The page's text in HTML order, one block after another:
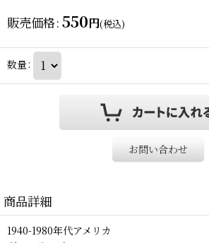
販売価格: 550円(税込)
数量:
お問い合わせ
商品詳細
1940-1980年代アメリカ